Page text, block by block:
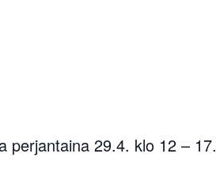
perjantaina 29.4. klo 12 – 17.